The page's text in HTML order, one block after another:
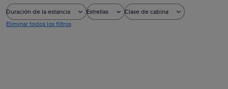
Duración de la estancia Estrellas
Clase de cabina
Eliminar todos los filtros